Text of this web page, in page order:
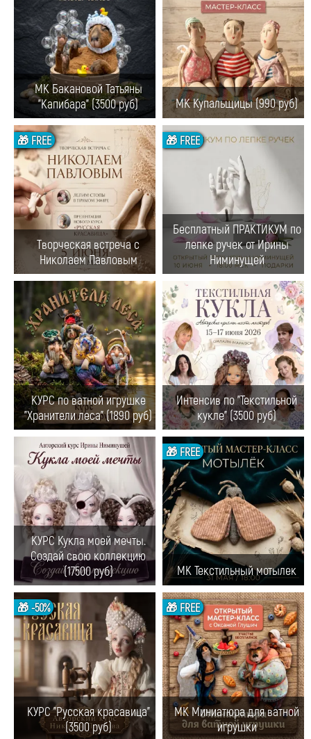
МК Бакановой Татьяны
"Капибара" (3500 руб)
МК Купальщицы (990 руб)
🎁 FREE
Творческая встреча с
Николаем Павловым
🎁 FREE
Бесплатный ПРАКТИКУМ по
лепке ручек от Ирины
Ниминущей
КУРС по ватной игрушке
"Хранители леса" (1890 руб)
Интенсив по "Текстильной
кукле" (3500 руб)
КУРС Кукла моей мечты.
Создай свою коллекцию
(17500 руб)
🎁 FREE
МК Текстильный мотылек
🎁 -50%
КУРС "Русская красавица"
(3500 руб)
🎁 FREE
МК Миниатюра для ватной
игрушки